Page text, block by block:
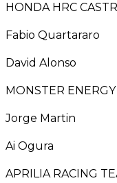
HONDA HRC
Fabio Quartararo
David Alonso
MONSTER
Jorge Martin
Ai Ogura
APRILIA RACING